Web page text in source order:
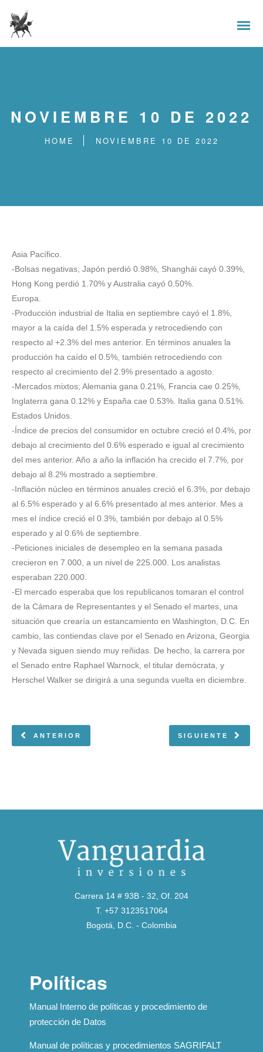
NOVIEMBRE 10 DE 2022
HOME NOVIEMBRE 10 DE 2022
Asia Pacífico.
-Bolsas negativas; Japón perdió 0.98%, Shanghái cayó 0.39%,
Hong Kong perdió 1.70% y Australia cayó 0.50%.
Europa.
-Producción industrial de Italia en septiembre cayó el 1.8%,
mayor a la caída del 1.5% esperada y retrocediendo con
respecto al +2.3% del mes anterior. En términos anuales la
producción ha caído el 0.5%, también retrocediendo con
respecto al crecimiento del 2.9% presentado a agosto.
-Mercados mixtos; Alemania gana 0.21%, Francia cae 0.25%,
Inglaterra gana 0.12% y España cae 0.53%. Italia gana 0.51%.
Estados Unidos.
-Índice de precios del consumidor en octubre creció el 0.4%, por
debajo al crecimiento del 0.6% esperado e igual al crecimiento
del mes anterior. Año a año la inflación ha crecido el 7.7%, por
debajo al 8.2% mostrado a septiembre.
-Inflación núcleo en términos anuales creció el 6.3%, por debajo
al 6.5% esperado y al 6.6% presentado al mes anterior. Mes a
mes el índice creció el 0.3%, también por debajo al 0.5%
esperado y al 0.6% de septiembre.
-Peticiones iniciales de desempleo en la semana pasada
crecieron en 7.000, a un nivel de 225.000. Los analistas
esperaban 220.000.
-El mercado esperaba que los republicanos tomaran el control
de la Cámara de Representantes y el Senado el martes, una
situación que crearía un estancamiento en Washington, D.C. En
cambio, las contiendas clave por el Senado en Arizona, Georgia
y Nevada siguen siendo muy reñidas. De hecho, la carrera por
el Senado entre Raphael Warnock, el titular demócrata, y
Herschel Walker se dirigirá a una segunda vuelta en diciembre.
ANTERIOR SIGUIENTE
Carrera 14 # 93B - 32, Of. 204
T. +57 3123517064
Bogotá, D.C. - Colombia
Políticas
Manual Interno de políticas y procedimiento de
protección de Datos
Manual de políticas y procedimientos SAGRIFALT